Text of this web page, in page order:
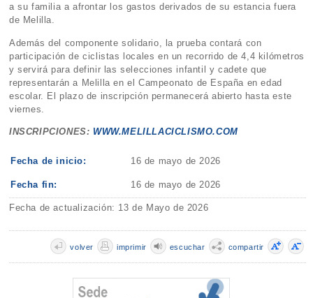
a su familia a afrontar los gastos derivados de su estancia fuera
de Melilla.
Además del componente solidario, la prueba contará con
participación de ciclistas locales en un recorrido de 4,4 kilómetros
y servirá para definir las selecciones infantil y cadete que
representarán a Melilla en el Campeonato de España en edad
escolar. El plazo de inscripción permanecerá abierto hasta este
viernes.
INSCRIPCIONES: WWW.MELILLACICLISMO.COM
Fecha de inicio: 16 de mayo de 2026
Fecha fin: 16 de mayo de 2026
Fecha de actualización: 13 de Mayo de 2026
compartir
escuchar
imprimir
volver